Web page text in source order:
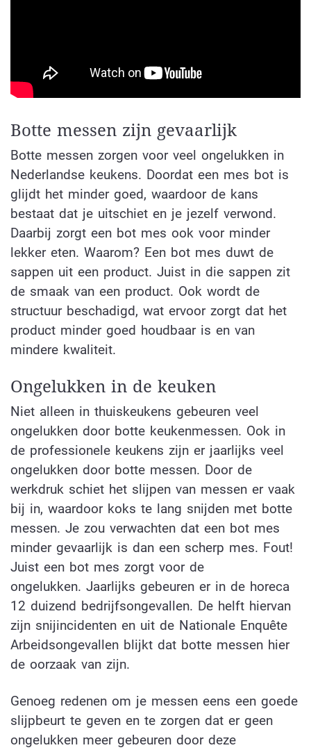
Botte messen zijn gevaarlijk
Botte messen zorgen voor veel ongelukken in
Nederlandse keukens. Doordat een mes bot is
glijdt het minder goed, waardoor de kans
bestaat dat je uitschiet en je jezelf verwond.
Daarbij zorgt een bot mes ook voor minder
lekker eten. Waarom? Een bot mes duwt de
sappen uit een product. Juist in die sappen zit
de smaak van een product. Ook wordt de
structuur beschadigd, wat ervoor zorgt dat het
product minder goed houdbaar is en van
mindere kwaliteit.
Ongelukken in de keuken
Niet alleen in thuiskeukens gebeuren veel
ongelukken door botte keukenmessen. Ook in
de professionele keukens zijn er jaarlijks veel
ongelukken door botte messen. Door de
werkdruk schiet het slijpen van messen er vaak
bij in, waardoor koks te lang snijden met botte
messen. Je zou verwachten dat een bot mes
minder gevaarlijk is dan een scherp mes. Fout!
Juist een bot mes zorgt voor de
ongelukken. Jaarlijks gebeuren er in de horeca
12 duizend bedrijfsongevallen. De helft hiervan
zijn snijincidenten en uit de Nationale Enquête
Arbeidsongevallen blijkt dat botte messen hier
de oorzaak van zijn.
Genoeg redenen om je messen eens een goede
slijpbeurt te geven en te zorgen dat er geen
ongelukken meer gebeuren door deze